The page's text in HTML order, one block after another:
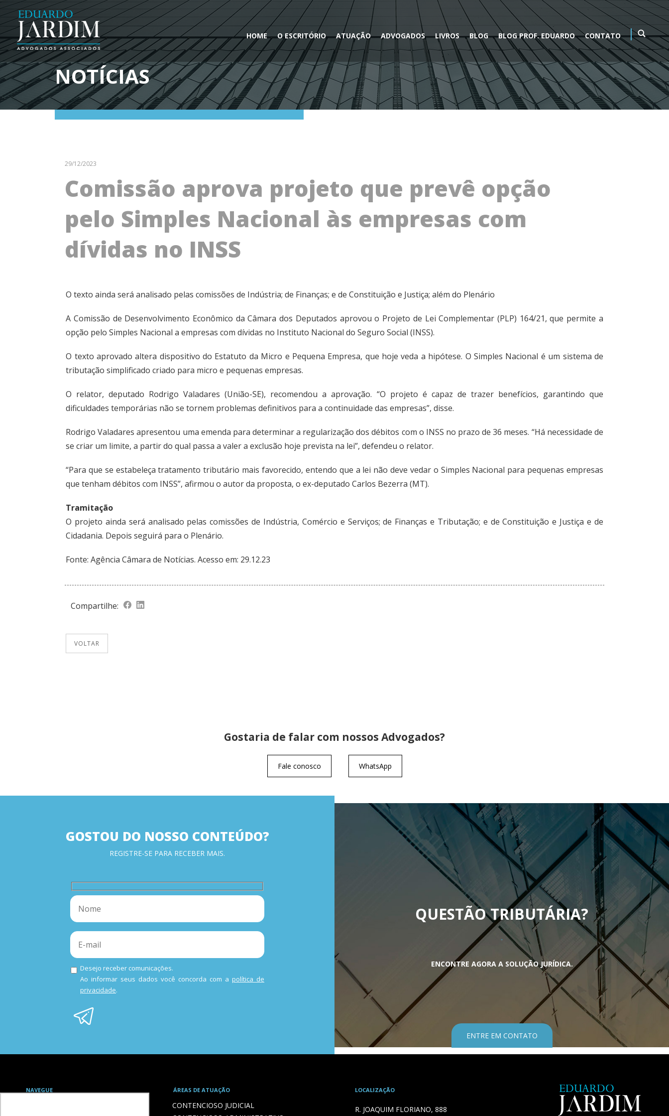
HOME O ESCRITÓRIO ATUAÇÃO ADVOGADOS LIVROS BLOG BLOG PROF. EDUARDO CONTATO
NOTÍCIAS
29/12/2023
Comissão aprova projeto que prevê opção
pelo Simples Nacional às empresas com
dívidas no INSS
O texto ainda será analisado pelas comissões de Indústria; de Finanças; e de Constituição e Justiça; além do Plenário
A Comissão de Desenvolvimento Econômico da Câmara dos Deputados aprovou o Projeto de Lei Complementar (PLP) 164/21, que permite a
opção peloSimples Nacional a empresas com dívidas no Instituto Nacional do Seguro Social (INSS).
O texto aprovado altera dispositivo do Estatuto da Micro e Pequena Empresa, que hoje veda a hipótese. O Simples Nacional é um sistema de
tributação simplificado criado para micro e pequenas empresas.
O relator, deputado Rodrigo Valadares (União-SE), recomendou a aprovação. “O projeto é capaz de trazer benefícios, garantindo que
dificuldades temporárias não se tornem problemas definitivos para a continuidade das empresas”, disse.
Rodrigo Valadares apresentou uma emenda para determinar a regularização dos débitos com o INSS no prazo de 36 meses. “Há necessidade de
se criar um limite, a partir do qual passa a valer a exclusão hoje prevista na lei”, defendeu o relator.
“Para que se estabeleça tratamento tributário mais favorecido, entendo que a lei não deve vedar o Simples Nacional para pequenas empresas
que tenham débitos com INSS”, afirmou o autor da proposta, o ex-deputado Carlos Bezerra (MT).
Tramitação
O projeto ainda será analisado pelas comissões de Indústria, Comércio e Serviços; de Finanças e Tributação; e de Constituição e Justiça e de
Cidadania. Depois seguirá para o Plenário.
Fonte:Agência Câmara de Notícias. Acesso em: 29.12.23
Compartilhe:
VOLTAR
Gostaria de falar com nossos Advogados?
Fale conosco WhatsApp
GOSTOU DO NOSSO CONTEÚDO?
REGISTRE-SE PARA RECEBER MAIS.
Desejo receber comunicações.
Ao informar seus dados você concorda com a política de
privacidade.
QUESTÃO TRIBUTÁRIA?
ENCONTRE AGORA A SOLUÇÃO JURÍDICA.
ENTRE EM CONTATO
NAVEGUE ÁREAS DE ATUAÇÃO
CONTENCIOSO JUDICIAL
LOCALIZAÇÃO
R. JOAQUIM FLORIANO, 888